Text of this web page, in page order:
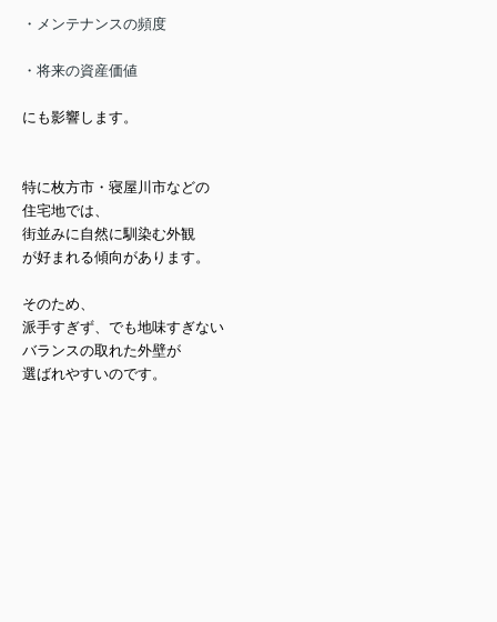
・メンテナンスの頻度
・将来の資産価値
にも影響します。
特に枚方市・寝屋川市などの
住宅地では、
街並みに自然に馴染む外観
が好まれる傾向があります。
そのため、
派手すぎず、でも地味すぎない
バランスの取れた外壁が
選ばれやすいのです。